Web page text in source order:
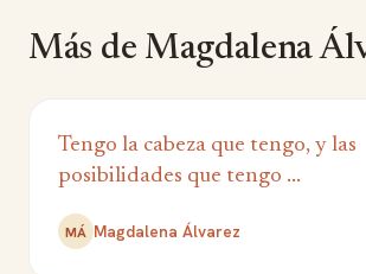
Más de Magdalena
Tengo la cabeza que tengo, y las
posibilidades que tengo ...
MÁ Magdalena Álvarez